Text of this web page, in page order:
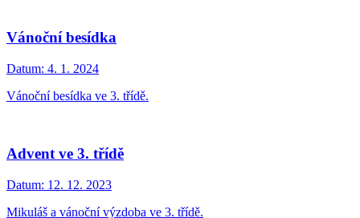
Vánoční besídka
Datum: 4. 1. 2024
Vánoční besídka ve 3. třídě.
Advent ve 3. třídě
Datum: 12. 12. 2023
Mikuláš a vánoční výzdoba ve 3. třídě.